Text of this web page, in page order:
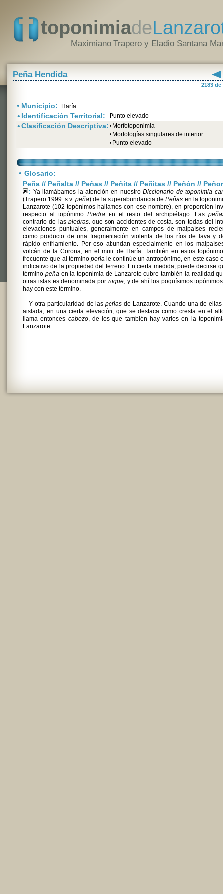
toponimiade
Maximiano Trapero y Eladio Santana
Peña Hendida
2183 de
• Municipio: Haría
• Identificación Territorial: Punto elevado
•Clasificación Descriptiva: • Morfotoponimia
• Morfologías singulares de interior
• Punto elevado
• Glosario:
Peña // Peñalta // Peñas // Peñita // Peñitas // Peñón //
: Ya llamábamos la atención en nuestroDiccionario de toponimia
(Trapero 1999: s.v. peña) de la superabundancia dePeñas en la
Lanzarote (102 topónimos hallamos con ese nombre), en proporción
respecto al topónimo Piedraen el resto del archipiélago. Las
contrario de las piedras, que son accidentes de costa, son todas del
elevaciones puntuales, generalmente en campos de malpaíses
como producto de una fragmentación violenta de los ríos de lava y
rápido enfriamiento. Por eso abundan especialmente en los
volcán de la Corona, en el mun. de Haría. También en estos
frecuente que al término peña le continúe un antropónimo, en este caso
indicativo de la propiedad del terreno. En cierta medida, puede decirse
término peñaen la toponimia de Lanzarote cubre también la realidad
otras islas es denominada por roque, y de ahí los poquísimos
hay con este término.
Y otra particularidad de laspeñas de Lanzarote. Cuando una de ellas
aislada, en una cierta elevación, que se destaca como cresta en el
llama entonces cabezo, de los que también hay varios en la
Lanzarote.